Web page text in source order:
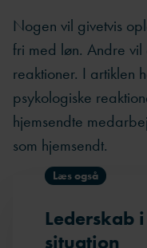
Nogen vil givetvis
fri med løn. Andre
reaktioner. I artiklen
psykologiske
hjemsendte
som hjemsendt.
Læs også
Lederskab
situation